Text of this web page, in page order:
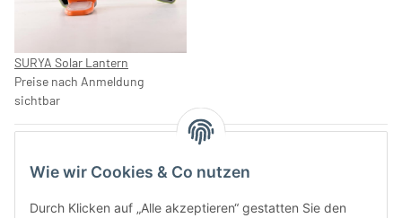
Wie wir Cookies & Co nutzen
Durch Klicken auf „Alle akzeptieren“ gestatten Sie den
SURYA Solar Lantern
Preise nach Anmeldung
sichtbar
Artikel 1 - 7 von 7